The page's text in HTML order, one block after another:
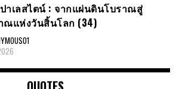
าเลสไตน์​ : จากแผ่นดินโบราณสู่
แห่งวันสิ้นโลก​ (34)